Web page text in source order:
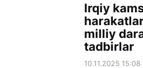
Irqiy
milliy
tadbirlar
10.11.2025 15:08